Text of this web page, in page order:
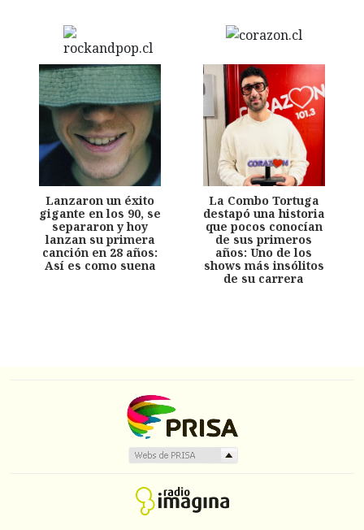
Lanzaron un éxito
gigante en los 90, se
separaron y hoy
lanzan su primera
canción en 28 años:
Así es como suena
La Combo Tortuga
destapó una historia
que pocos conocían
de sus primeros
años: Uno de los
shows más insólitos
de su carrera